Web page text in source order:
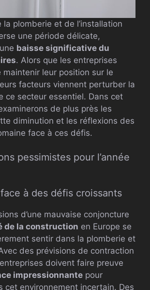
la plomberie et de l’installation
une période délicate,
baisse significative du
. Alors que les entreprises
maintenir leur position sur le
facteurs viennent perturber la
ce secteur essentiel. Dans cet
de plus près les
diminution et les réflexions des
face à ces défis.
pessimistes pour l’année
à des défis croissants
d’une mauvaise conjoncture
de la construction en Europe se
sentir dans la plomberie et
des prévisions de contraction
doivent faire preuve
impressionnante pour
cet environnement incertain. Des